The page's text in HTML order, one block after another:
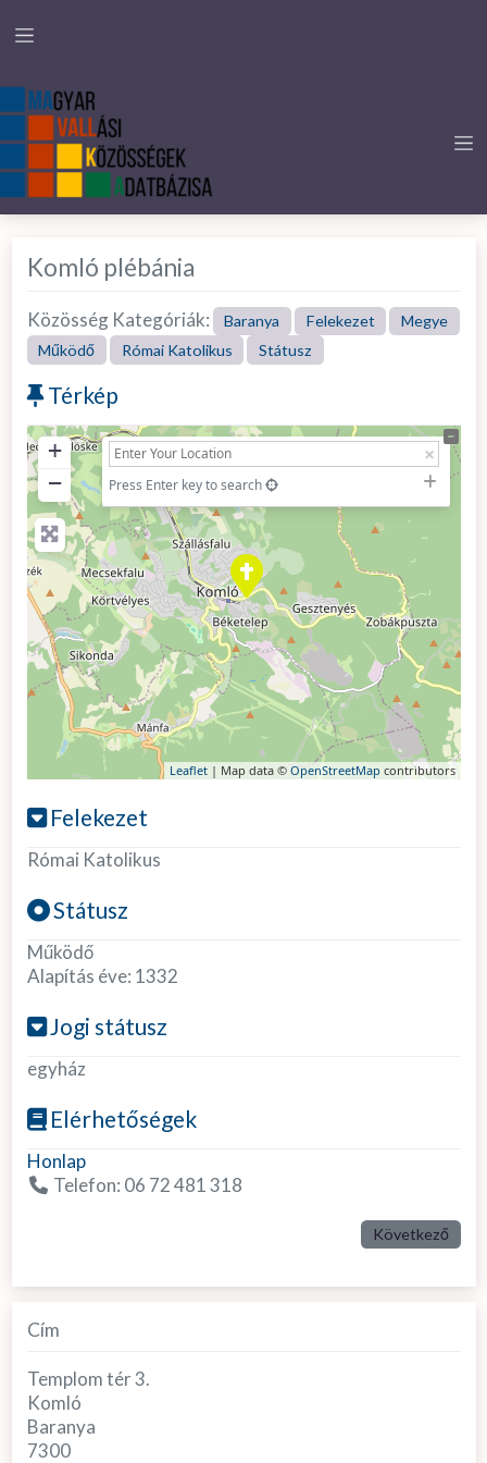
Komló plébánia
Közösség Kategóriák: Baranya Felekezet
Megye
Működő
Római Katolikus Státusz
Térkép
+
−
Press Enter key to search
Leaflet| Map data © OpenStreetMap contributors
Felekezet
Római Katolikus
Státusz
Működő
Alapítás éve: 1332
Jogi státusz
egyház
Elérhetőségek
Honlap
Telefon: 06 72 481 318
Következő
Cím
Templom tér 3.
Komló
Baranya
7300